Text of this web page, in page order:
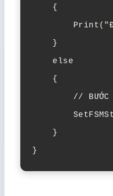
    {
    }
    else
    {
// BƯỚC
    }
}